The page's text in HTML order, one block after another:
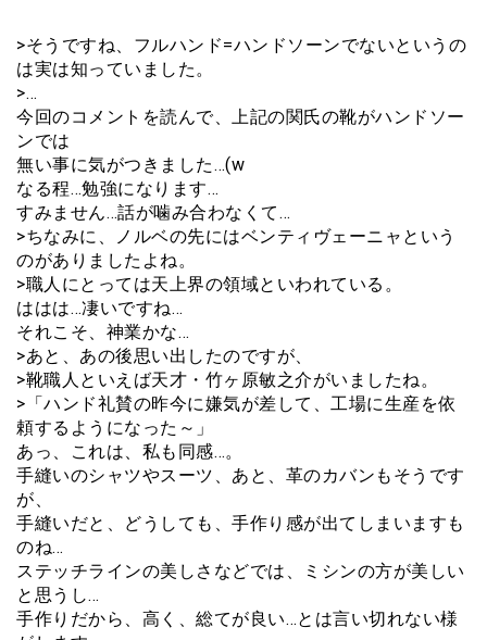
>そうですね、フルハンド=ハンドソーンでないというの
は実は知っていました。
>…
今回のコメントを読んで、上記の関氏の靴がハンドソー
ンでは
無い事に気がつきました…(w
なる程…勉強になります…
すみません…話が噛み合わなくて…
>ちなみに、ノルベの先にはベンティヴェーニャという
のがありましたよね。
>職人にとっては天上界の領域といわれている。
ははは…凄いですね…
それこそ、神業かな…
>あと、あの後思い出したのですが、
>靴職人といえば天才・竹ヶ原敏之介がいましたね。
>「ハンド礼賛の昨今に嫌気が差して、工場に生産を依
頼するようになった～」
あっ、これは、私も同感…。
手縫いのシャツやスーツ、あと、革のカバンもそうです
が、
手縫いだと、どうしても、手作り感が出てしまいますも
のね…
ステッチラインの美しさなどでは、ミシンの方が美しい
と思うし…
手作りだから、高く、総てが良い…とは言い切れない様